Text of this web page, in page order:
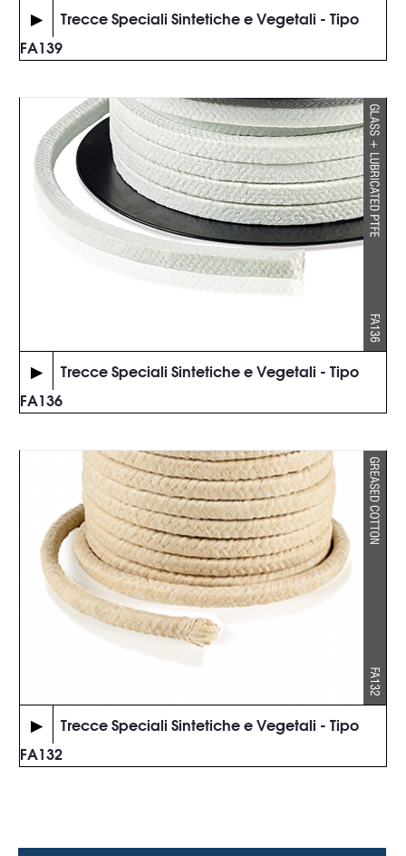
▶
Trecce Speciali Sintetiche e Vegetali - Tipo
FA139
▶
Trecce Speciali Sintetiche e Vegetali - Tipo
FA136
▶
Trecce Speciali Sintetiche e Vegetali - Tipo
FA132